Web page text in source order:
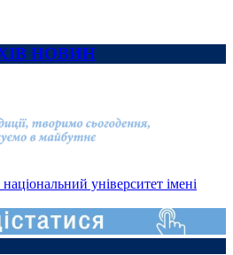
НОВИН
університет імені